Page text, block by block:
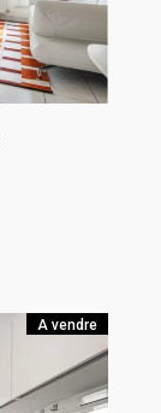
A vendre